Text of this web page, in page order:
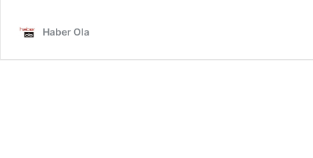
kutlandı
Haber Ola